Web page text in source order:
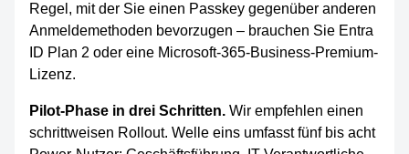
Regel, mit der Sie einen Passkey gegenüber anderen
Anmeldemethoden bevorzugen – brauchen Sie Entra
ID Plan 2 oder eine Microsoft-365-Business-Premium-
Lizenz.
Pilot-Phase in drei Schritten.Wir empfehlen einen
schrittweisen Rollout. Welle eins umfasst fünf bis acht